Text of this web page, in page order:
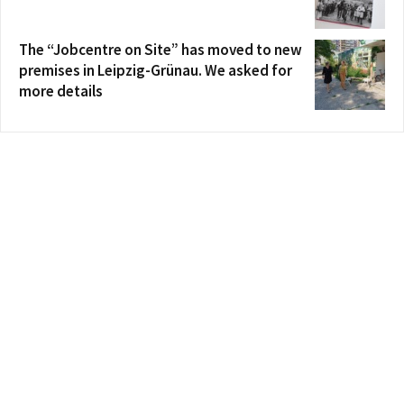
The “Jobcentre on Site” has moved to new
premises in Leipzig-Grünau. We asked for
more details